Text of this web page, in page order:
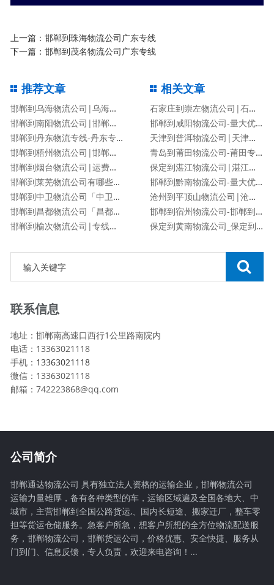
上一篇：邯郸到珠海物流公司广东专线
下一篇：邯郸到茂名物流公司广东专线
推荐文章
邯郸到乌海物流公司|乌海专线
邯郸到南阳物流公司|邯郸到南阳货运专线
邯郸到丹东物流专线-丹东专线
邯郸到梧州物流公司|邯郸到梧州物流专线
邯郸到烟台物流公司|运费查询
邯郸到莱芜物流公司有哪些专线
邯郸到中卫物流公司「中卫专线」
邯郸到昌都物流公司「昌都专线」
邯郸到榆次物流公司|专线直达
相关文章
石家庄到崇左物流公司|石家庄到崇左物流专线
邯郸到咸阳物流公司-量大优惠「价格优惠」
天津到普洱物流公司|天津到普洱物流专线
青岛到莆田物流公司-莆田专线
保定到湛江物流公司|湛江专线
邯郸到黔南物流公司-量大优惠「价格优惠」
沧州到平顶山物流公司|沧州到平顶山物流专线
邯郸到宿州物流公司-邯郸到宿州货运专线
保定到黄南物流公司_保定到黄南物流专线
联系信息
地址：邯郸南高速口西行1公里路南院内
电话：13363021118
手机： 13363021118
微信：13363021118
邮箱：742223868@qq.com
公司简介
邯郸通达物流公司 具有独立法人资格的运输企业，邯郸物流公司
运输力量雄厚，备有各种类型的车，运输区域遍及全国各地大、中
城市，主营邯郸到全国公路货运,、国内长短途、搬家迁厂，整车零
担等货运仓储服务。急客户所急，想客户所想的全方位物流配送服
务，邯郸物流公司，邯郸货运公司，价格优惠、安全快捷、服务从
门到门、信息反馈，专人负责，欢迎来电咨询！...